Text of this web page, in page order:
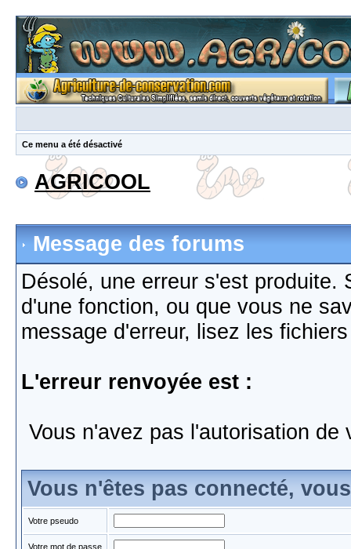
Ce menu a été désactivé
AGRICOOL
Message des forums
Désolé, une erreur s'est produite.
d'une fonction, ou que vous ne
message d'erreur, lisez les
L'erreur renvoyée est :
Vous n'avez pas l'autorisation de
Vous n'êtes pas connecté,
Votre pseudo
Votre mot de passe